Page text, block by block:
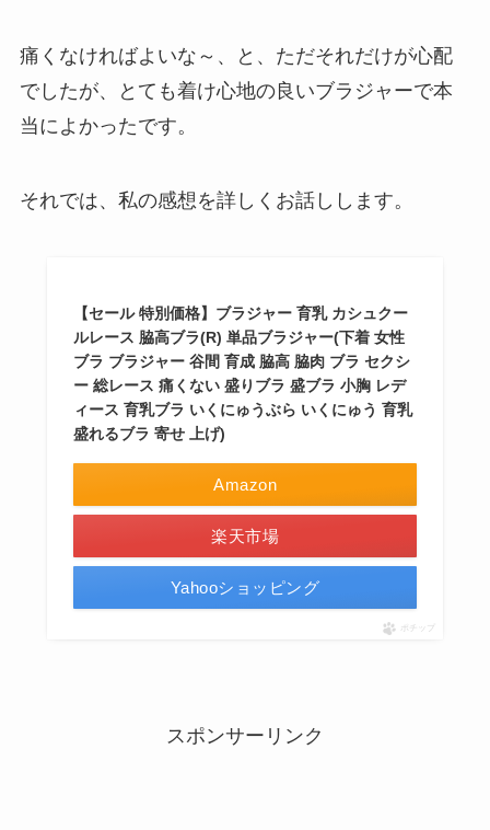
痛くなければよいな～、と、ただそれだけが心配
でしたが、とても着け心地の良いブラジャーで本
当によかったです。
それでは、私の感想を詳しくお話しします。
【セール 特別価格】ブラジャー 育乳 カシュクー
ルレース 脇高ブラ(R) 単品ブラジャー(下着 女性
ブラ ブラジャー 谷間 育成 脇高 脇肉 ブラ セクシ
ー 総レース 痛くない 盛りブラ 盛ブラ 小胸 レデ
ィース 育乳ブラ いくにゅうぶら いくにゅう 育乳
盛れるブラ 寄せ 上げ)
Amazon
楽天市場
Yahooショッピング
ポチップ
スポンサーリンク